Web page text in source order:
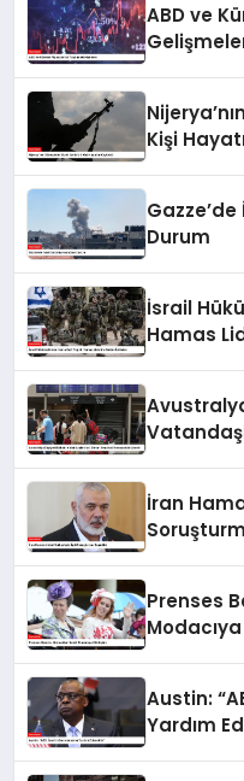
ABD ve
Kişi
Gazze’de
Durum
İsrail
Hamas
İran
Prenses
Austin:
Yardım